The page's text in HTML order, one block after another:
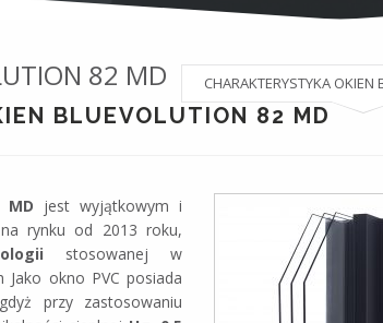
82 MD CHARAKTERYSTYKA
BLUEVOLUTION 82 MD
MD jest wyjątkowym i
rynku od 2013 roku,
stosowanej w
Jako okno PVC posiada
przy zastosowaniu